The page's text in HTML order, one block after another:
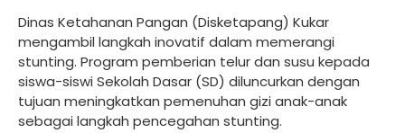
Dinas Ketahanan Pangan (Disketapang) Kukar
mengambil langkah inovatif dalam memerangi
stunting. Program pemberian telur dan susu kepada
siswa-siswi Sekolah Dasar (SD) diluncurkan dengan
tujuan meningkatkan pemenuhan gizi anak-anak
sebagai langkah pencegahan stunting.